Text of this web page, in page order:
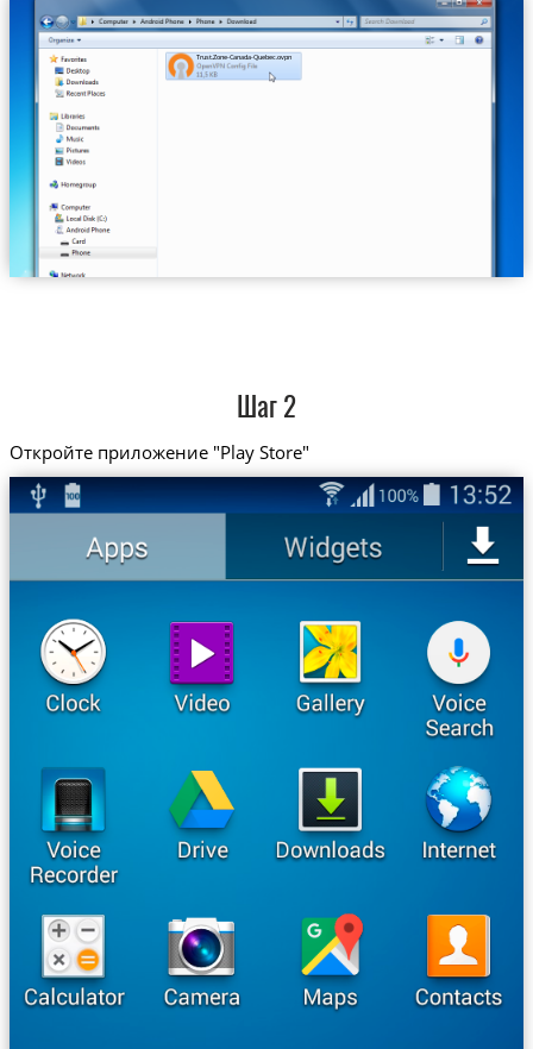
Trust.Zone-Canada-Quebec.ovpn
Шаг 2
Откройте приложение "Play Store"